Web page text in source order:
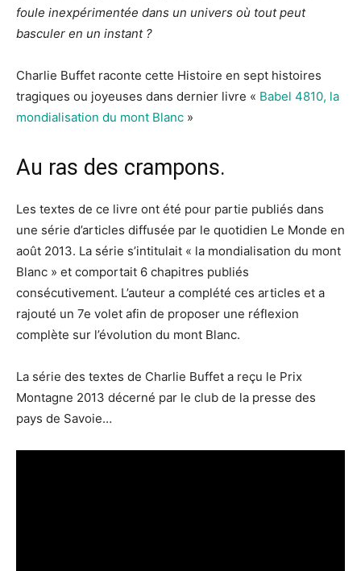
foule inexpérimentée dans un univers où tout peut
basculer en un instant ?
Charlie Buffet raconte cette Histoire en sept histoires
tragiques ou joyeuses dans dernier livre « Babel 4810, la
mondialisation du mont Blanc »
Au ras des crampons.
Les textes de ce livre ont été pour partie publiés dans
une série d’articles diffusée par le quotidien Le Monde en
août 2013. La série s’intitulait « la mondialisation du mont
Blanc » et comportait 6 chapitres publiés
consécutivement. L’auteur a complété ces articles et a
rajouté un 7e volet afin de proposer une réflexion
complète sur l’évolution du mont Blanc.
La série des textes de Charlie Buffet a reçu le Prix
Montagne 2013 décerné par le club de la presse des
pays de Savoie…